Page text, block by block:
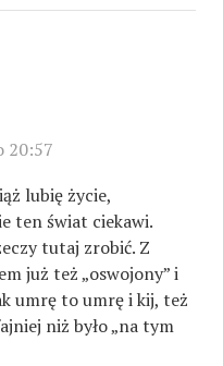
20:57
lubię życie,
ten świat ciekawi.
tutaj zrobić. Z
już też „oswojony” i
umrę to umrę i kij, też
niż było „na tym